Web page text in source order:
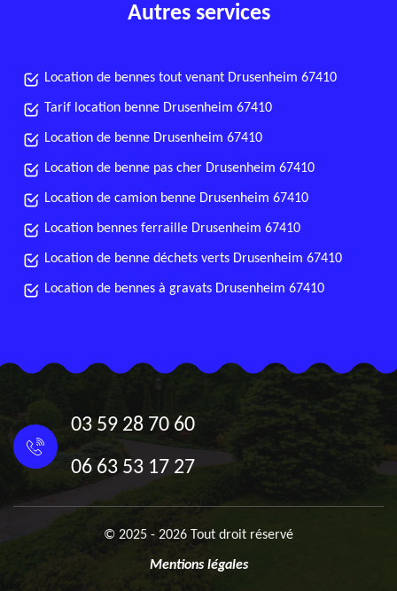
Autres services
Location de bennes tout venant Drusenheim 67410
Tarif location benne Drusenheim 67410
Location de benne Drusenheim 67410
Location de benne pas cher Drusenheim 67410
Location de camion benne Drusenheim 67410
Location bennes ferraille Drusenheim 67410
Location de benne déchets verts Drusenheim 67410
Location de bennes à gravats Drusenheim 67410
03 59 28 70 60
06 63 53 17 27
© 2025 - 2026 Tout droit réservé
Mentions légales